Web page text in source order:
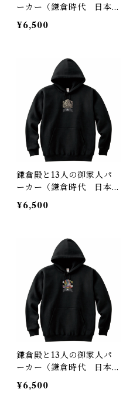
ーカー（鎌倉時代 日本）
６色Ver.
¥6,500
鎌倉殿と13人の御家人パ
ーカー（鎌倉時代 日本）
金色Ver.
¥6,500
鎌倉殿と13人の御家人パ
ーカー（鎌倉時代 日本）
回転和色Ver.
¥6,500